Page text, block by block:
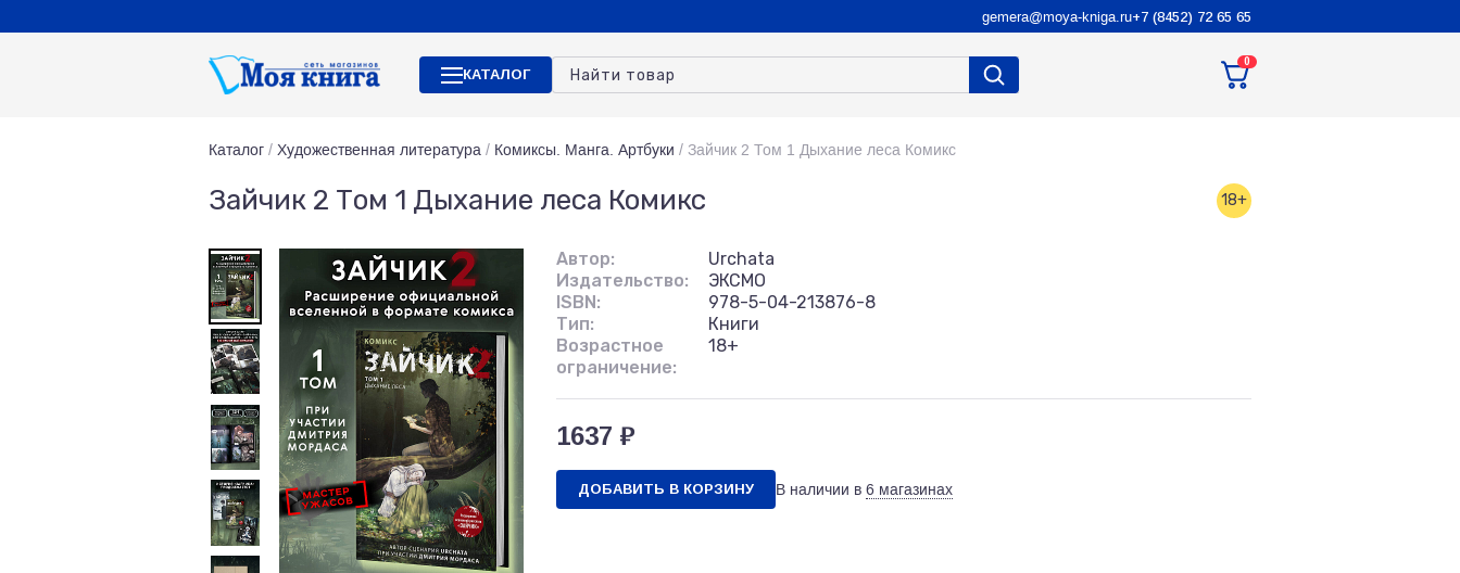
gemera@moya-kniga.ru+7 (8452) 72 65 65
КАТАЛОГ
0
Каталог / Художественная литература / Комиксы. Манга. Артбуки / Зайчик 2 Том 1 Дыхание леса Комикс
Зайчик 2 Том 1 Дыхание леса Комикс 18+
Автор:
Urchata
Издательство:
ЭКСМО
ISBN:
978-5-04-213876-8
Тип:
Книги
Возрастное
ограничение:
18+
1637 ₽
ДОБАВИТЬ В КОРЗИНУ В наличии в 6 магазинах